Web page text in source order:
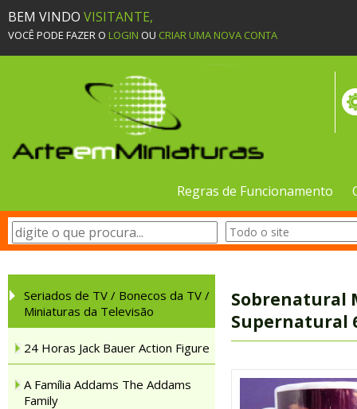
BEM VINDO VISITANTE,
VOCÊ PODE FAZER O LOGIN OU CRIAR UMA NOVA CONTA
Regras de Funcionamento
Seriados de TV / Bonecos da TV /
Miniaturas da Televisão
24 Horas Jack Bauer Action Figure
A Família Addams The Addams
Family
Sobrenatural
Supernatural